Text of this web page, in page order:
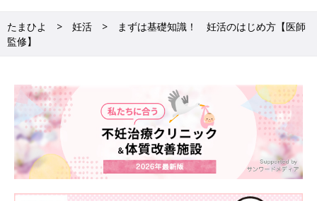
たまひよ 妊活
まずは基礎知識！ 妊活のはじめ方【医師
監修】